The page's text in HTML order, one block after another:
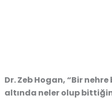
Dr. Zeb Hogan, “Bir
altında neler olup